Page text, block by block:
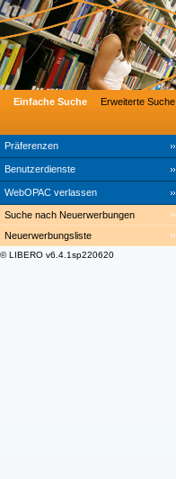
Präferenzen
Benutzerdienste
WebOPAC verlassen
Einfache Suche Erweiterte Suche
Suche nach Neuerwerbungen
Neuerwerbungsliste
© LIBERO v6.4.1sp220620